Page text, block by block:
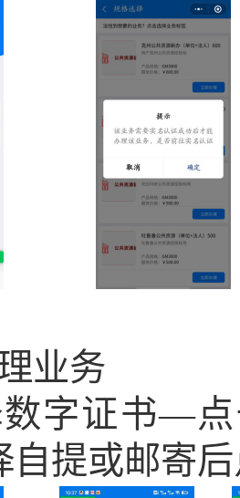
业务
数字证书—点
自提或邮寄